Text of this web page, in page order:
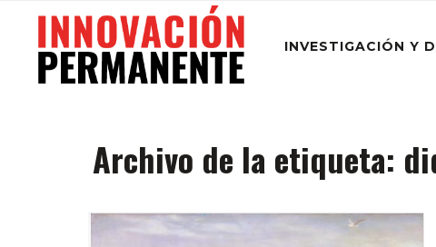
INVESTIGACIÓN Y
Archivo de la etiqueta: